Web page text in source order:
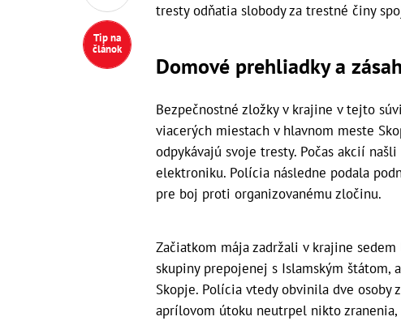
Tip na
článok
tresty odňatia slobody za trestné činy
Domové prehliadky a
Bezpečnostné zložky v krajine v tejto
viacerých miestach v hlavnom meste
odpykávajú svoje tresty. Počas akcií
elektroniku. Polícia následne podala
pre boj proti organizovanému zločinu.
Začiatkom mája zadržali v krajine
skupiny prepojenej s Islamským štátom,
Skopje. Polícia vtedy obvinila dve
aprílovom útoku neutrpel nikto zranenia,